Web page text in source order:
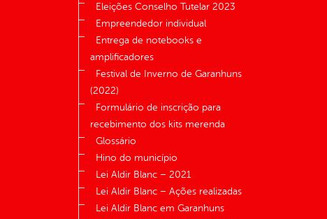
Eleições Conselho Tutelar 2023
Empreendedor individual
Entrega de notebooks e
amplificadores
Festival de Inverno de Garanhuns
(2022)
Formulário de inscrição para
recebimento dos kits merenda
Glossário
Hino do município
Lei Aldir Blanc – 2021
Lei Aldir Blanc – Ações realizadas
Lei Aldir Blanc em Garanhuns